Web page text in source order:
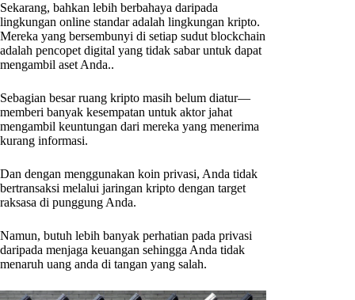
Sekarang, bahkan lebih berbahaya daripada
lingkungan online standar adalah lingkungan kripto.
Mereka yang bersembunyi di setiap sudut blockchain
adalah pencopet digital yang tidak sabar untuk dapat
mengambil aset Anda..
Sebagian besar ruang kripto masih belum diatur—
memberi banyak kesempatan untuk aktor jahat
mengambil keuntungan dari mereka yang menerima
kurang informasi.
Dan dengan menggunakan koin privasi, Anda tidak
bertransaksi melalui jaringan kripto dengan target
raksasa di punggung Anda.
Namun, butuh lebih banyak perhatian pada privasi
daripada menjaga keuangan sehingga Anda tidak
menaruh uang anda di tangan yang salah.